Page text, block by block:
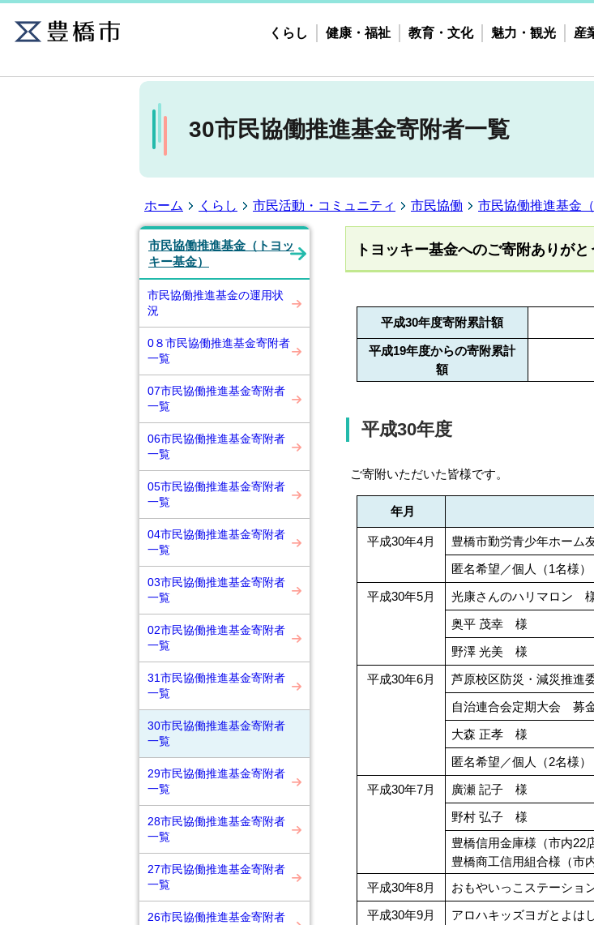
くらし 健康・福祉 教育・文化 魅力・観光 産
30市民協働推進基金寄附者一覧
ホーム くらし 市民活動・コミュニティ 市民協働 市民協働推進基金
市民協働推進基金（トヨッ
キー基金）
市民協働推進基金の運用状
況
0８市民協働推進基金寄附者
一覧
07市民協働推進基金寄附者
一覧
06市民協働推進基金寄附者
一覧
05市民協働推進基金寄附者
一覧
04市民協働推進基金寄附者
一覧
03市民協働推進基金寄附者
一覧
02市民協働推進基金寄附者
一覧
31市民協働推進基金寄附者
一覧
30市民協働推進基金寄附者
一覧
29市民協働推進基金寄附者
一覧
28市民協働推進基金寄附者
一覧
27市民協働推進基金寄附者
一覧
26市民協働推進基金寄附者
トヨッキー基金へのご寄附ありがと
平成30年度寄附累計額
平成19年度からの寄附累計
額
平成30年度
ご寄附いただいた皆様です。
年月
平成30年4月 豊橋市勤労青少年ホー
匿名希望／個人（1名様）
平成30年5月
光康さんのハリマロン
奥平 茂幸 様
野澤 光美 様
平成30年6月
芦原校区防災・減災推
自治連合会定期大会 募
大森 正孝 様
匿名希望／個人（2名様）
平成30年7月
廣瀬 記子 様
野村 弘子 様
豊橋信用金庫様（市内22
豊橋商工信用組合様（
平成30年8月 おもやいっこステーシ
平成30年9月
アロハキッズヨガとよ